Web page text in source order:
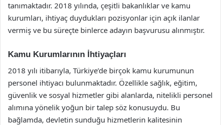
tanımaktadır. 2018 yılında, çeşitli bakanlıklar ve kamu
kurumları, ihtiyaç duydukları pozisyonlar için açık ilanlar
vermiş ve bu süreçte binlerce adayın başvurusu alınmıştır.
Kamu Kurumlarının İhtiyaçları
2018 yılı itibarıyla, Türkiye’de birçok kamu kurumunun
personel ihtiyacı bulunmaktadır. Özellikle sağlık, eğitim,
güvenlik ve sosyal hizmetler gibi alanlarda, nitelikli personel
alımına yönelik yoğun bir talep söz konusuydu. Bu
bağlamda, devletin sunduğu hizmetlerin kalitesinin